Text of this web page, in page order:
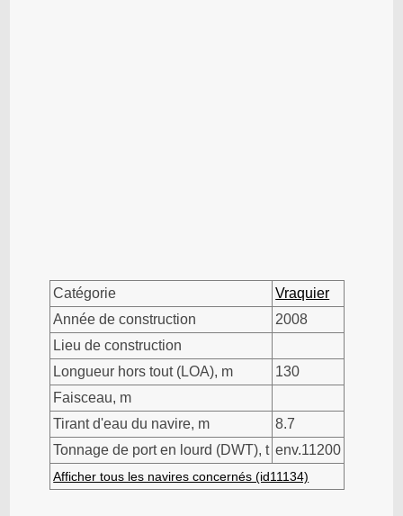
Catégorie
Vraquier
Année de construction
2008
Lieu de construction
Longueur hors tout (LOA), m
130
Faisceau, m
Tirant d'eau du navire, m
8.7
Tonnage de port en lourd (DWT), t env.11200
Afficher tous les navires concernés (id11134)